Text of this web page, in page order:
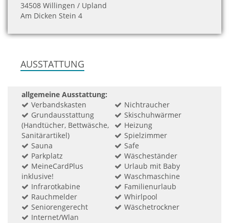
34508 Willingen / Upland
Am Dicken Stein 4
AUSSTATTUNG
allgemeine Ausstattung:
Verbandskasten
Nichtraucher
Grundausstattung
(Handtücher, Bettwäsche,
Sanitärartikel)
Skischuhwärmer
Heizung
Spielzimmer
Sauna
Safe
Parkplatz
Wäscheständer
MeineCardPlus
inklusive!
Urlaub mit Baby
Waschmaschine
Infrarotkabine
Familienurlaub
Rauchmelder
Whirlpool
Seniorengerecht
Wäschetrockner
Internet/Wlan